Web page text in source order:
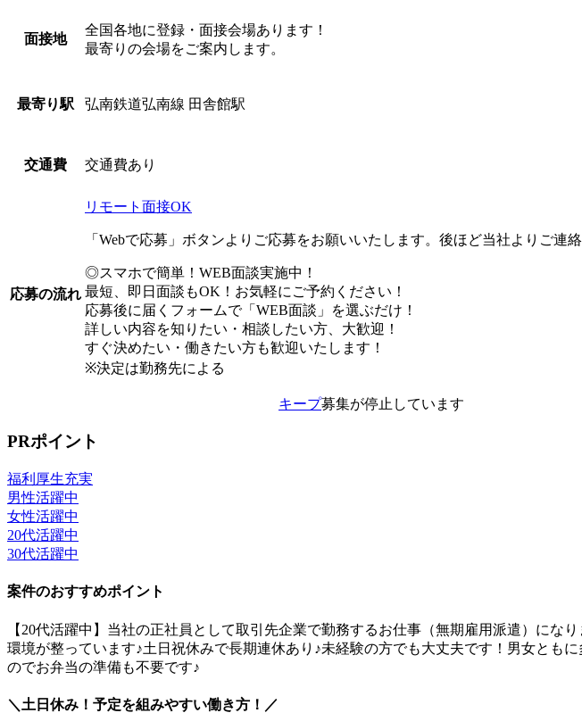
面接地
全国各地に登録・面接会場あります！
最寄りの会場をご案内します。
最寄り駅 弘南鉄道弘南線 田舎館駅
交通費 交通費あり
応募の流れ
リモート面接OK
「Webで応募」ボタンよりご応募をお願いいたします。後ほど当社よりご連
◎スマホで簡単！WEB面談実施中！
最短、即日面談もOK！お気軽にご予約ください！
応募後に届くフォームで「WEB面談」を選ぶだけ！
詳しい内容を知りたい・相談したい方、大歓迎！
すぐ決めたい・働きたい方も歓迎いたします！
※決定は勤務先による
キープ募集が停止しています
PRポイント
福利厚生充実
男性活躍中
女性活躍中
20代活躍中
30代活躍中
案件のおすすめポイント
【20代活躍中】当社の正社員として取引先企業で勤務するお仕事（無期雇用派遣）に
環境が整っています♪土日祝休みで長期連休あり♪未経験の方でも大丈夫です！男女とも
のでお弁当の準備も不要です♪
＼土日休み！予定を組みやすい働き方！／